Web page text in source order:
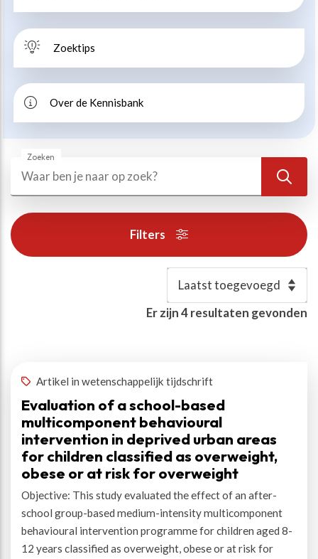
Zoektips
Over de Kennisbank
Zoeken
Zoeken
Filters
Er zijn4resultaten gevonden
Artikel in wetenschappelijk tijdschrift
Evaluation of a school-based
multicomponent behavioural
intervention in deprived urban areas
for children classified as overweight,
obese or at risk for overweight
Objective: This study evaluated the effect of an after-
school group-based medium-intensity multicomponent
behavioural intervention programme for children aged 8-
12 years classified as overweight, obese or at risk for
Esports, gaming en gamification
Alle thema’s